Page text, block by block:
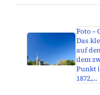
Foto –
Das
auf
dem
Punkt
1872,…